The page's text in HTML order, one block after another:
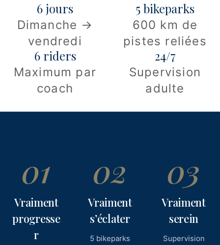
6 jours
Dimanche →
vendredi
5 bikeparks
600 km de
pistes reliées
6 riders
Maximum par
coach
24/7
Supervision
adulte
01
Vraiment
progresse
r
02
Vraiment
s’éclater
5 bikeparks
03
Vraiment
serein
Supervision